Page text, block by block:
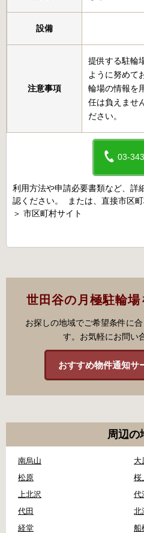
設備
注意事項
提供する駐輪
ように努めて
輪場の情報を
任は負えませ
ださい。
03-
利用方法や申請必要書類など、詳
認ください。 または、直接市区町
＞ 市区町村サイト
世田谷の月極駐輪場
お探しの地域でご希望条件に
す。お気軽にお問い
おすすめ物件通知サ
周辺の
南烏山
大
松原
桜
上北沢
代
代田
北
経堂
船